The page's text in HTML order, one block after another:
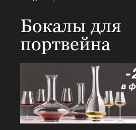
Бокалы для
портвейна